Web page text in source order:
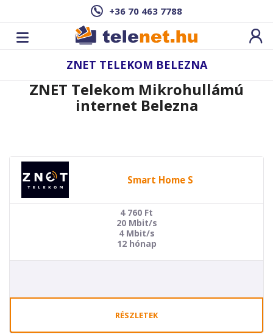
+36 70 463 7788
ZNET TELEKOM BELEZNA
ZNET Telekom Mikrohullámú
internet Belezna
Smart Home S
4 760 Ft
20 Mbit/s
4 Mbit/s
12 hónap
RÉSZLETEK